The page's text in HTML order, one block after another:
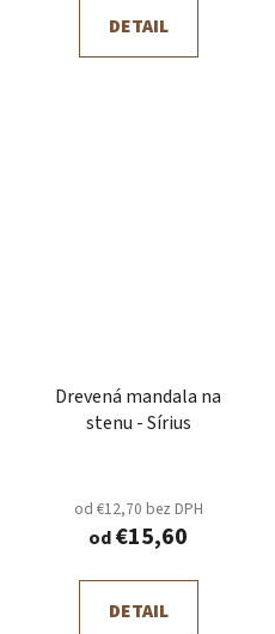
DETAIL
Drevená mandala na
stenu - Sírius
od €12,70 bez DPH
od€15,60
DETAIL